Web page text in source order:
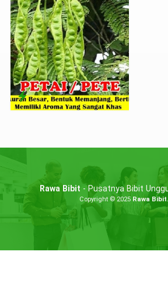
Rawa Bibit - Pusatnya Bibit
Copyright © 2025 Rawa